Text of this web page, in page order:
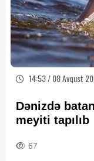
14:53 / 08 Avqust
Dənizdə
meyiti tapılıb
67